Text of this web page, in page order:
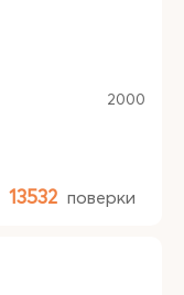
2000
13532 поверки